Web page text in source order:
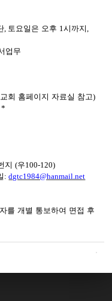
토요일은 오후 1시까지
업무
회 홈페이지 자료실 참고)
*
지(우100-120)
:dgtc1984@hanmail.net
를 개별 통보하여 면접 후